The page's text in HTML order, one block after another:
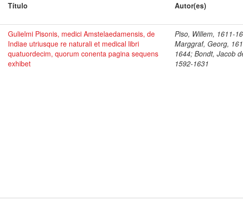
Título Autor(es)
Gulielmi Pisonis, medici Amstelaedamensis, de
Indiae utriusque re naturali et medical libri
quatuordecim, quorum conenta pagina sequens
exhibet
Piso, Willem, 1611-
Marggraf, Georg,
1644; Bondt, Jacob
1592-1631